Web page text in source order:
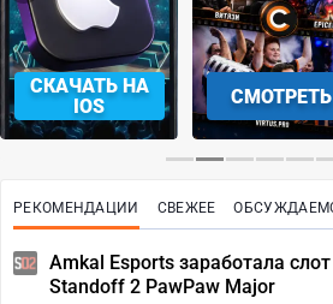
СКАЧАТЬ НА
IOS
СМОТРЕТЬ
РЕКОМЕНДАЦИИ СВЕЖЕЕ
Amkal Esports заработала
Standoff 2 PawPaw Major